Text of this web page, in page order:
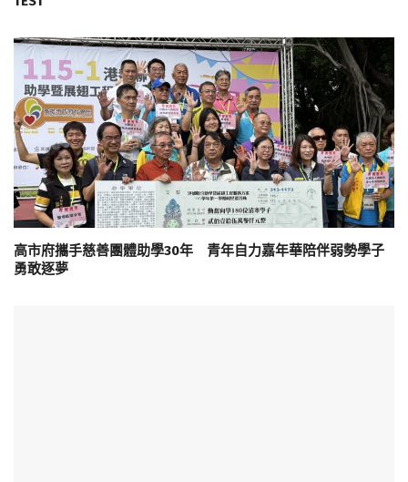
高市府攜手慈善團體助學30年 青年自力嘉年華陪伴弱勢學子
勇敢逐夢